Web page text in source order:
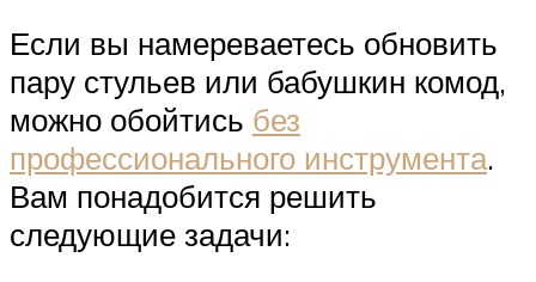
Если вы намереваетесь обновить
пару стульев или бабушкин комод,
можно обойтись без
профессионального инструмента.
Вам понадобится решить
следующие задачи: